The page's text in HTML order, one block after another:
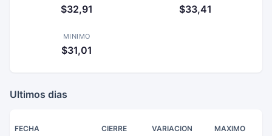
$32,91 $33,41
MINIMO
$31,01
Ultimos dias
FECHA CIERRE VARIACION MAXIMO